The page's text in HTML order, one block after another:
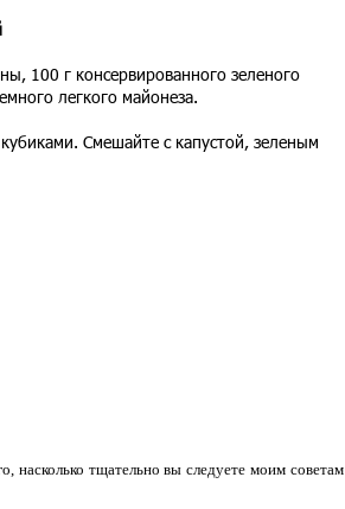
100 г консервированного зеленого
легкого майонеза.
Смешайте с капустой, зеленым
насколько тщательно вы следуете моим советам